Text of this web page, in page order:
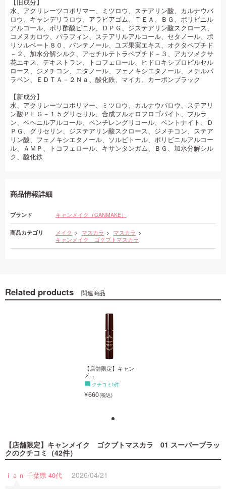
【旧成分】
水、アクリレーツコポリマー、ミツロウ、ステアリン酸、カルナウバ
ロウ、キャンデリラロウ、アラビアゴム、ＴＥＡ、ＢＧ、ポリビニル
アルコール、ポリ酢酸ビニル、ＤＰＧ、ジステアリン酸スクロース、
コメヌカロウ、パラフィン、ステアリルアルコール、セタノール、ポ
リソルベート８０、パンテノール、ユズ果実エキス、オクタペプチド
－２、加水分解シルク、アセチルテトラペプチド－３、アカツメクサ
花エキス、デキストラン、トコフェロール、ヒドロキシプロピルセル
ロース、ジメチコン、エタノール、フェノキシエタノール、メチルパ
ラベン、ＥＤＴＡ－２Ｎａ、酸化鉄、マイカ、カーボンブラック
【新成分】
水、アクリレーツコポリマー、ミツロウ、カルナウバロウ、ステアリ
ン酸ＰＥＧ－１５グリセリル、合成フルオロフロゴパイト、プルラ
ン、ベヘニルアルコール、ペンチレングリコール、ベントナイト、Ｄ
ＰＧ、グリセリン、ジステアリン酸スクロース、ジメチコン、ステア
リン酸、フェノキシエタノール、ソルビトール、ポリビニルアルコー
ル、ＡＭＰ、トコフェロール、キサンタンガム、ＢＧ、加水分解シル
ク、酸化鉄
商品情報詳細
ブランド キャンメイク（CANMAKE）
商品カテゴリ メイク マスカラ
マスカラ
キャンメイク ゴクブトマスカラ
Related products 関連商品
【店舗限定】キャン
メ...
クチコミ5件
660
メ...
【店舗限定】キャンメイク ゴクブトマスカラ 01 スーパーブラッ
クのクチコミ（42件）
ｉａｎ 千葉県 40代 2026/04/21